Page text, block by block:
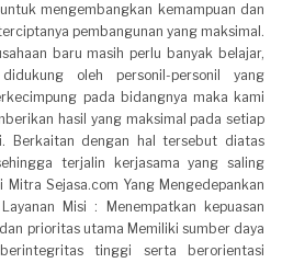
mengembangkan kemampuan dan
pembangunan yang maksimal.
baru masih perlu banyak belajar,
oleh personil-personil yang
pada bidangnya maka kami
hasil yang maksimal pada setiap
Berkaitan dengan hal tersebut diatas
terjalin kerjasama yang saling
Sejasa.com Yang Mengedepankan
Misi : Menempatkan kepuasan
prioritas utama Memiliki sumber daya
tinggi serta berorientasi